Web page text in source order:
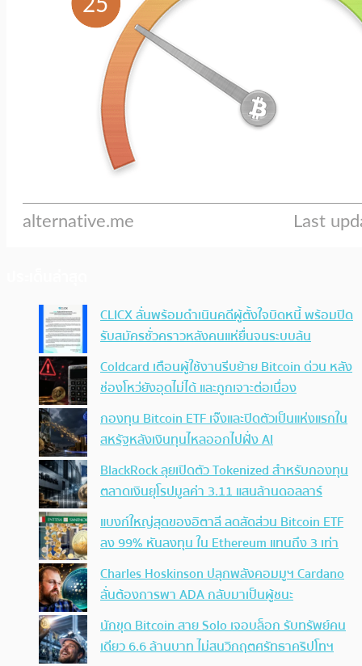
CLICX ลั่นพร้อมดำเนินคดีผู้ตั้งใจบิดหนี้ พร้อมปิด
รับสมัครชั่วคราวหลังคนแห่ยื่นจนระบบล้น
Coldcard เตือนผู้ใช้งานรีบย้าย Bitcoin ด่วน หลัง
ช่องโหว่ยังอุดไม่ได้ และถูกเจาะต่อเนื่อง
กองทุน Bitcoin ETF เจ๊งและปิดตัวเป็นแห่งแรกใน
สหรัฐหลังเงินทุนไหลออกไปฝั่ง AI
BlackRock ลุยเปิดตัว Tokenized สำหรับกองทุน
ตลาดเงินยุโรปมูลค่า 3.11 แสนล้านดอลลาร์
แบงก์ใหญ่สุดของอิตาลี ลดสัดส่วน Bitcoin ETF
ลง 99% หันลงทุน ใน Ethereum แทนถึง 3 เท่า
Charles Hoskinson ปลุกพลังคอมมูฯ Cardano
ลั่นต้องการพา ADA กลับมาเป็นผู้ชนะ
นักขุด Bitcoin สาย Solo เจอบล็อก รับทรัพย์คน
เดียว 6.6 ล้านบาท ไม่สนวิกฤตศรัทธาคริปโทฯ